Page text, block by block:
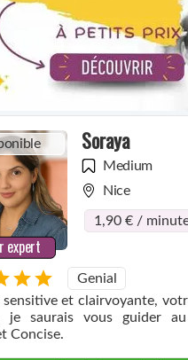
expert
Soraya
Medium
Nice
1,90 € /
Genial
sensitive et clairvoyante,
je saurais vous guider
Concise.